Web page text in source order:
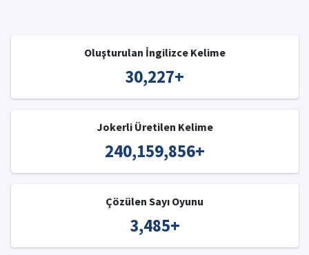
Oluşturulan İngilizce Kelime
30,227+
Jokerli Üretilen Kelime
240,159,856+
Çözülen Sayı Oyunu
3,485+